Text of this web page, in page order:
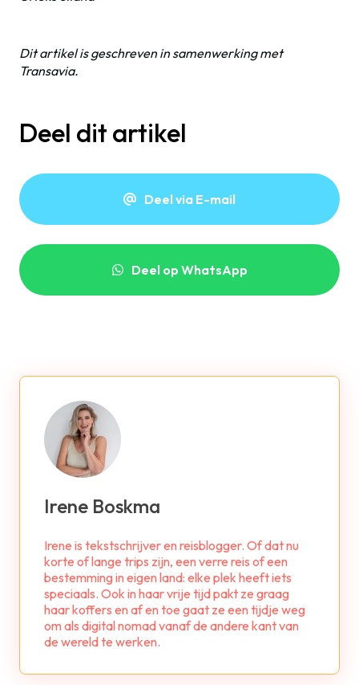
Dit artikel is geschreven in samenwerking met
Transavia.
Deel dit artikel
Deel via E-mail
Deel op WhatsApp
Irene Boskma
Irene is tekstschrijver en reisblogger. Of dat nu
korte of lange trips zijn, een verre reis of een
bestemming in eigen land: elke plek heeft iets
speciaals. Ook in haar vrije tijd pakt ze graag
haar koffers en af en toe gaat ze een tijdje weg
om als digital nomad vanaf de andere kant van
de wereld te werken.